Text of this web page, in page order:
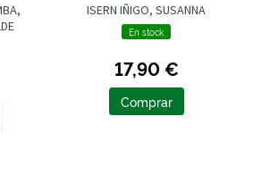
ISERN IÑIGO, SUSANNA
En stock
17,90 €
Comprar